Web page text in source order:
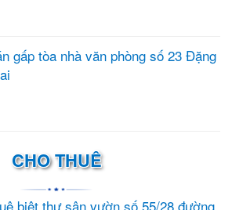
gấp tòa nhà văn phòng số 23 Đặng
CHO THUÊ
biệt thự sân vườn số 55/28 đường